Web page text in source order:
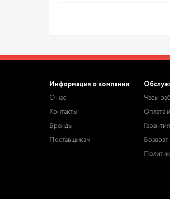
Информация о компании
О нас
Контакты
Бренды
Поставщикам
Часы
Оплата
Гарантия
Возврат